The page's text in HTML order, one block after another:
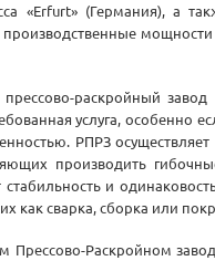
«Erfurt» (Германия), а
раскройный завод
услуга, особенно
РПРЗ
производить
и
как сварка, сборка или
Прессово-Раскройном